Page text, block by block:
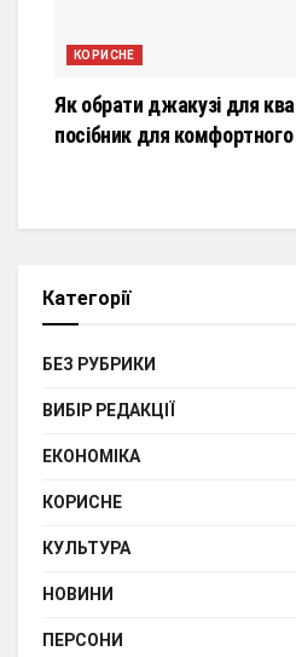
КОРИСНЕ
Як обрати джакузі для
посібник для
Категорії
БЕЗ РУБРИКИ
ВИБІР РЕДАКЦІЇ
ЕКОНОМІКА
КОРИСНЕ
КУЛЬТУРА
НОВИНИ
ПЕРСОНИ